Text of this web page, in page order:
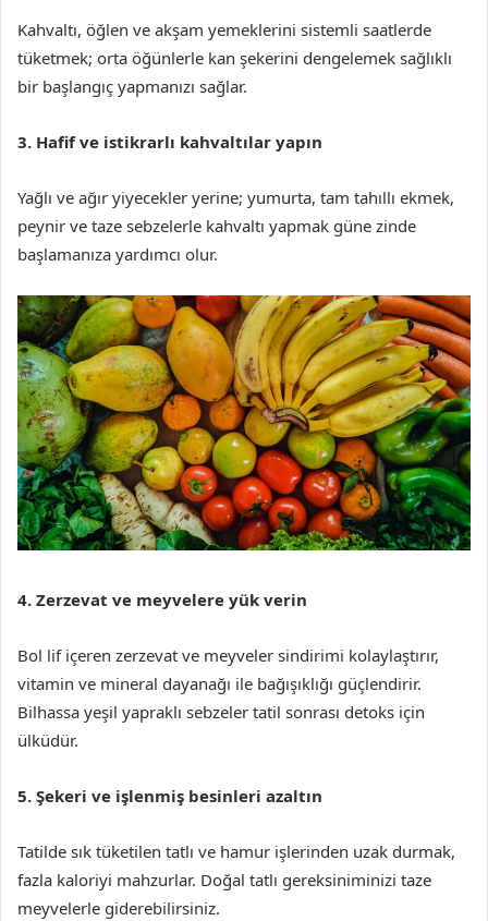
Kahvaltı, öğlen ve akşam yemeklerini sistemli saatlerde
tüketmek; orta öğünlerle kan şekerini dengelemek sağlıklı
bir başlangıç yapmanızı sağlar.
3. Hafif ve istikrarlı kahvaltılar yapın
Yağlı ve ağır yiyecekler yerine; yumurta, tam tahıllı ekmek,
peynir ve taze sebzelerle kahvaltı yapmak güne zinde
başlamanıza yardımcı olur.
4. Zerzevat ve meyvelere yük verin
Bol lif içeren zerzevat ve meyveler sindirimi kolaylaştırır,
vitamin ve mineral dayanağı ile bağışıklığı güçlendirir.
Bilhassa yeşil yapraklı sebzeler tatil sonrası detoks için
ülküdür.
5. Şekeri ve işlenmiş besinleri azaltın
Tatilde sık tüketilen tatlı ve hamur işlerinden uzak durmak,
fazla kaloriyi mahzurlar. Doğal tatlı gereksiniminizi taze
meyvelerle giderebilirsiniz.